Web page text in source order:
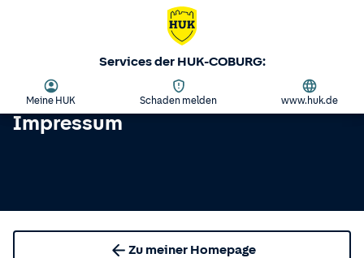
Services der HUK-COBURG:
Meine HUK Schaden melden www.huk.de
Impressum
Zu meiner Homepage